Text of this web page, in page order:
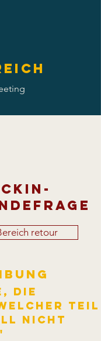
retour
die
Teil
nicht